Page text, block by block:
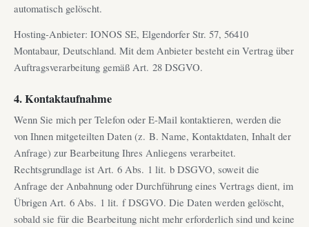
automatisch gelöscht.
Hosting-Anbieter: IONOS SE, Elgendorfer Str. 57, 56410
Montabaur, Deutschland. Mit dem Anbieter besteht ein Vertrag über
Auftragsverarbeitung gemäß Art. 28 DSGVO.
4. Kontaktaufnahme
Wenn Sie mich per Telefon oder E-Mail kontaktieren, werden die
von Ihnen mitgeteilten Daten (z. B. Name, Kontaktdaten, Inhalt der
Anfrage) zur Bearbeitung Ihres Anliegens verarbeitet.
Rechtsgrundlage ist Art. 6 Abs. 1 lit. b DSGVO, soweit die
Anfrage der Anbahnung oder Durchführung eines Vertrags dient, im
Übrigen Art. 6 Abs. 1 lit. f DSGVO. Die Daten werden gelöscht,
sobald sie für die Bearbeitung nicht mehr erforderlich sind und keine